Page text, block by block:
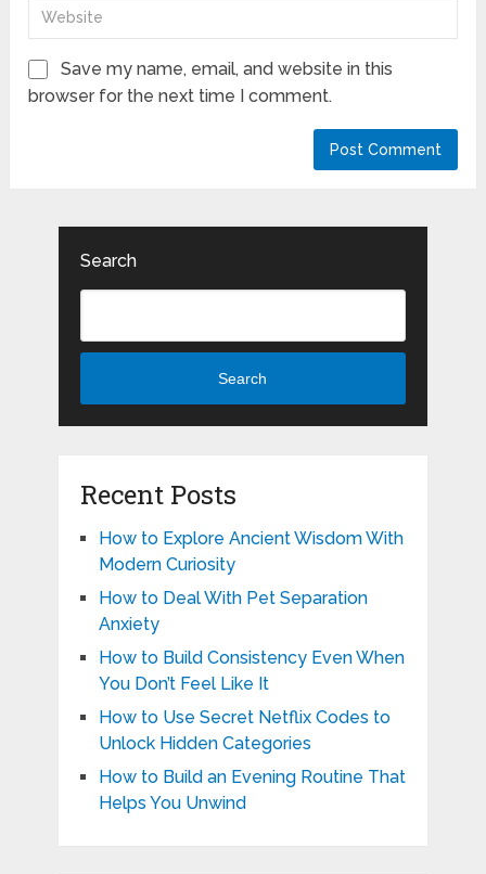
Save my name, email, and website in this
browser for the next time I comment.
Search
Search
Recent Posts
How to Explore Ancient Wisdom With
Modern Curiosity
How to Deal With Pet Separation
Anxiety
How to Build Consistency Even When
You Don’t Feel Like It
How to Use Secret Netflix Codes to
Unlock Hidden Categories
How to Build an Evening Routine That
Helps You Unwind